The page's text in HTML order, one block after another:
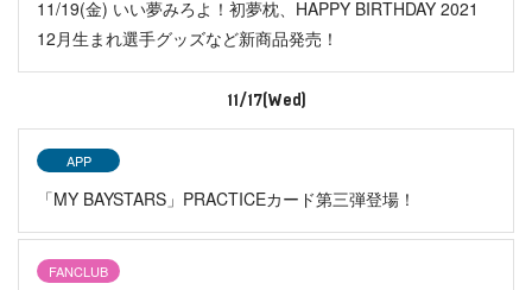
11/19(金) いい夢みろよ！初夢枕、HAPPY BIRTHDAY 2021
12月生まれ選手グッズなど新商品発売！
11/17(Wed)
APP
「MY BAYSTARS」PRACTICEカード第三弾登場！
FANCLUB